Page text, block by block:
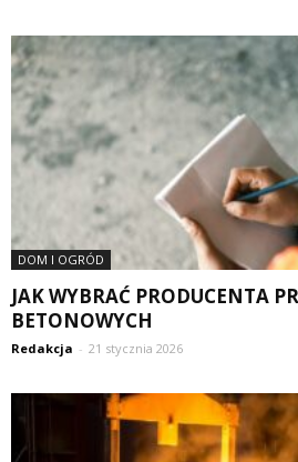
DOM I OGRÓD
JAK WYBRAĆ PRODUCENTA
BETONOWYCH
Redakcja - 21 stycznia 2026